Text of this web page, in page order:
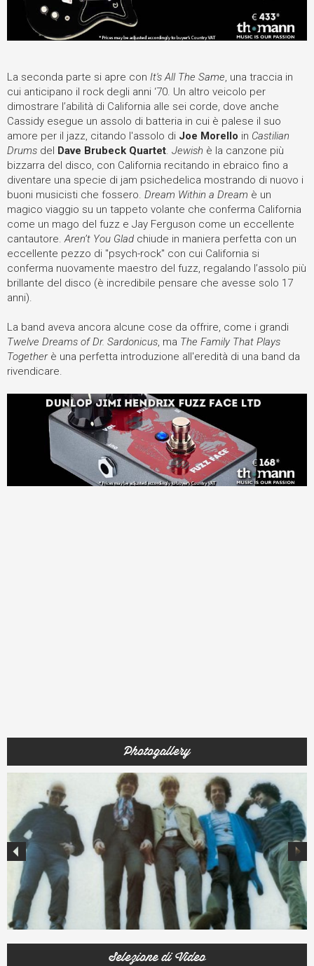
La seconda parte si apre con It's All The Same , una traccia in
cui anticipano il rock degli anni ‘70. Un altro veicolo per
dimostrare l’abilità di California alle sei corde, dove anche
Cassidy esegue un assolo di batteria in cui è palese il suo
amore per il jazz, citando l'assolo di Joe Morello in Castilian
Drums del Dave Brubeck Quartet Jewish è la canzone più
bizzarra del disco, con California recitando in ebraico fino a
diventare una specie di jam psichedelica mostrando di nuovo i
buoni musicisti che fossero. Dream Within a Dream è un
magico viaggio su un tappeto volante che conferma California
come un mago del fuzz e Jay Ferguson come un eccellente
cantautore. Aren’t You Glad chiude in maniera perfetta con un
eccellente pezzo di "psych-rock" con cui California si
conferma nuovamente maestro del fuzz, regalando l’assolo più
brillante del disco (è incredibile pensare che avesse solo 17
anni).
La band aveva ancora alcune cose da offrire, come i grandi
Twelve Dreams of Dr. Sardonicus , ma The Family That Plays
Togetherè una perfetta introduzione all'eredità di una band da
rivendicare.
Photogallery
Selezione di Video